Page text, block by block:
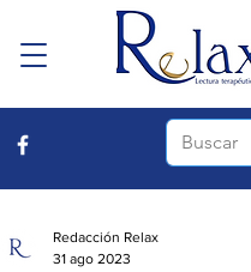
Redacción Relax
31 ago 2023